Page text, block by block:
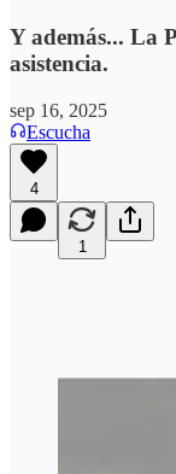
Y además... La
asistencia.
sep 16, 2025
Escucha
4
1